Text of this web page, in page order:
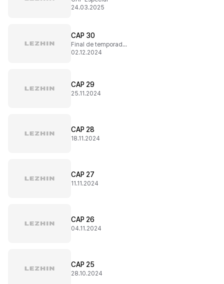
24.03.2025
CAP 30
Final de temporada 1
02.12.2024
CAP 29
25.11.2024
CAP 28
18.11.2024
CAP 27
11.11.2024
CAP 26
04.11.2024
CAP 25
28.10.2024